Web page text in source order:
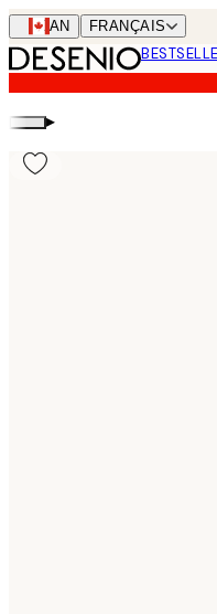
Skip
to
main
content.
CAN FRANÇAIS
▸